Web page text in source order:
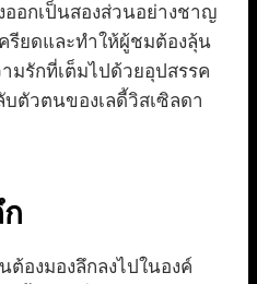
อกเป็นสองส่วนอย่างชาญ
รียดและทำให้ผู้ชมต้องลุ้น
มรักที่เต็มไปด้วยอุปสรรค
ตัวตนของเลดี้วิสเซิลดา
ต้องมองลึกลงไปในองค์